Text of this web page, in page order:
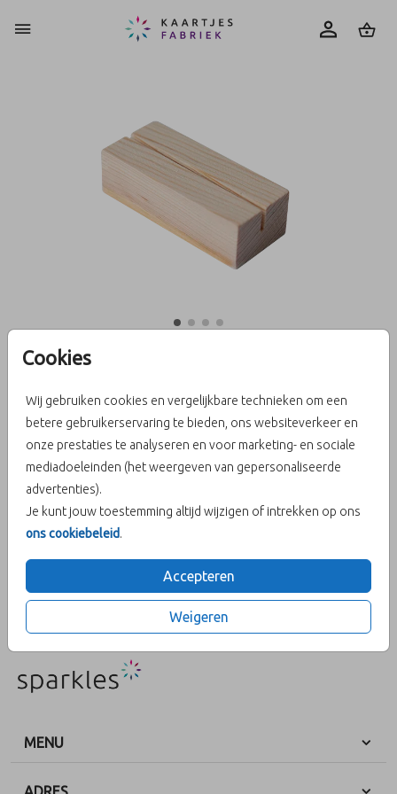
Cookies
Wij gebruiken cookies en vergelijkbare technieken om een
betere gebruikerservaring te bieden, ons websiteverkeer en
onze prestaties te analyseren en voor marketing- en sociale
mediadoeleinden (het weergeven van gepersonaliseerde
advertenties).
Je kunt jouw toestemming altijd wijzigen of intrekken op ons
ons cookiebeleid.
Accepteren
Weigeren
Kaarthouder hout klein
Helaas is dit product tijdelijk uitverkocht!
Heb je vragen? Neem dan contact met ons op.
OMSCHRIJVING
Maak van je kaart een kunstwerkje. Plaats je persoonlijke kaart in
een mooie houten kaarthouder. Afmetingen: 7cm x 3cm x 2cm
(lxbxh)
Prijs: per 1 kaarthouders
MENU